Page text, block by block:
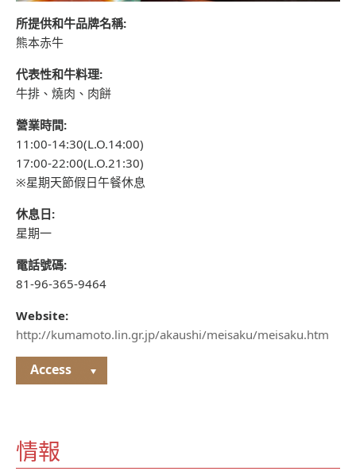
所提供和牛品牌名稱:
熊本赤牛
代表性和牛料理:
牛排、燒肉、肉餅
營業時間:
11:00-14:30(L.O.14:00)
17:00-22:00(L.O.21:30)
※星期天節假日午餐休息
休息日:
星期一
電話號碼:
81-96-365-9464
Website:
http://kumamoto.lin.gr.jp/akaushi/meisaku/meisaku.htm
Access
情報